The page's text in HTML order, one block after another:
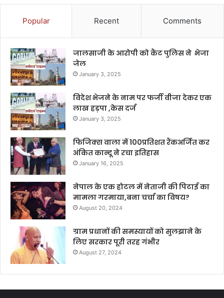
Popular Recent Comments
जालसाजी के आरोपी को कैंट पुलिस ने भेजा
जेल
January 3, 2025
विदेश भेजने के नाम पर फर्जी वीजा देकर एक
लाख हड़पा ,केस दर्ज
January 3, 2025
फिजिक्स वाला में 100प्रतिशत रैंकअर्जित कर
अंकित कान्दू ने रचा इतिहास
January 16, 2025
नेपाल के एक होटल में नेताजी की पिटाई का
मामला गरमाया,बना चर्चा का विषय?
August 20, 2024
ग्राम प्रधानों की समस्यायों को सुलझाने के
लिए सरकार पूरी तरह गंभीर
August 27, 2024